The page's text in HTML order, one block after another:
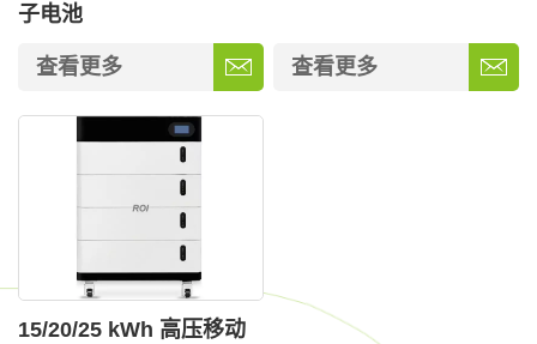
子电池
查看更多 查看更多
15/20/25 kWh 高压移动